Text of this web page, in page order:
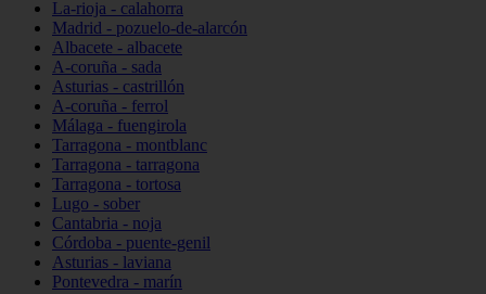
La-rioja - calahorra
Madrid - pozuelo-de-alarcón
Albacete - albacete
A-coruña - sada
Asturias - castrillón
A-coruña - ferrol
Málaga - fuengirola
Tarragona - montblanc
Tarragona - tarragona
Tarragona - tortosa
Lugo - sober
Cantabria - noja
Córdoba - puente-genil
Asturias - laviana
Pontevedra - marín